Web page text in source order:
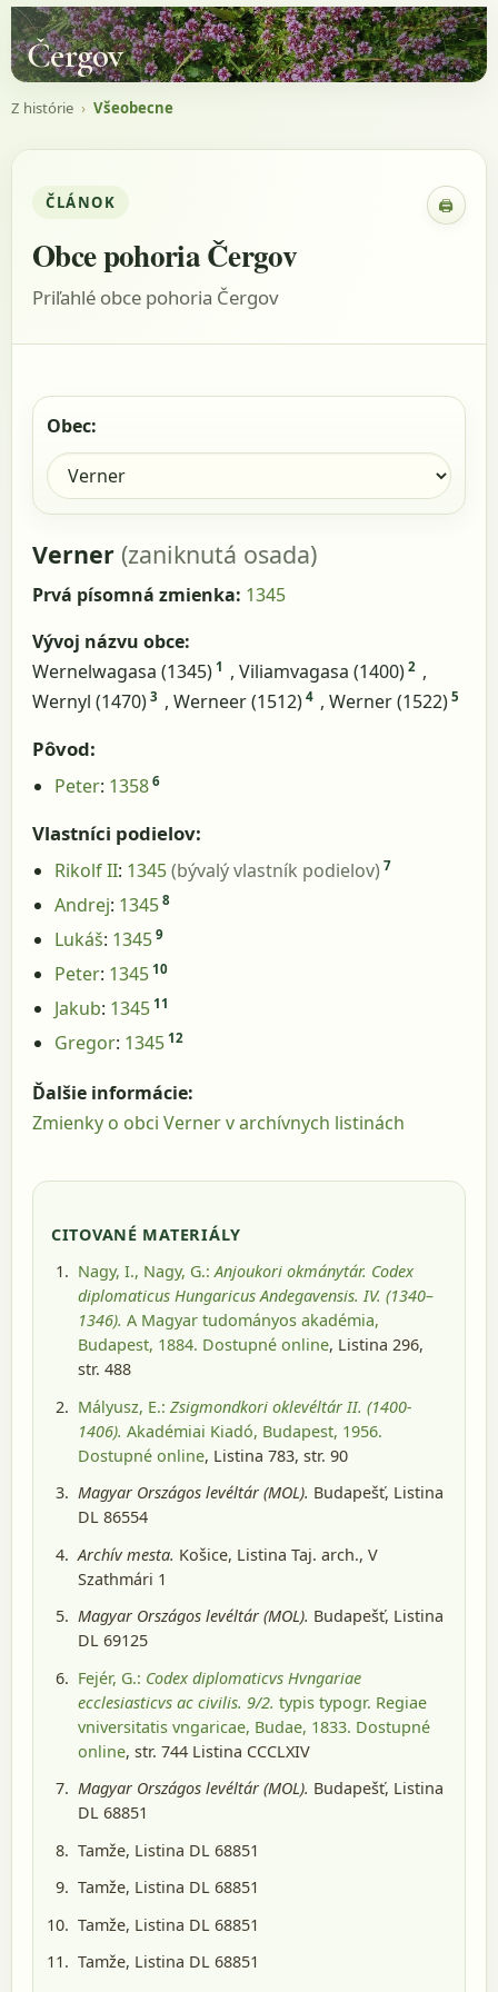
Čergov
Z histórie › Všeobecne
ČLÁNOK 🖨
Obce pohoria Čergov
Priľahlé obce pohoria Čergov
Obec:
Verner (zaniknutá osada)
Prvá písomná zmienka: 1345
Vývoj názvu obce:
Wernelwagasa (1345) 1 , Viliamvagasa (1400) 2 ,
Wernyl (1470) 3 , Werneer (1512) 4 , Werner (1522) 5
Pôvod:
Peter: 1358 6
Vlastníci podielov:
Rikolf II: 1345(bývalý vlastník podielov) 7
Andrej: 1345 8
Lukáš: 1345 9
Peter: 1345 10
Jakub: 1345 11
Gregor: 1345 12
Ďalšie informácie:
Zmienky o obci Verner v archívnych listinách
CITOVANÉ MATERIÁLY
Nagy, I., Nagy, G.:Anjoukori okmánytár. Codex
diplomaticus Hungaricus Andegavensis. IV. (1340–
1346). A Magyar tudományos akadémia,
Budapest, 1884. Dostupné online, Listina 296,
str. 488
Mályusz, E.: Zsigmondkori oklevéltár II. (1400-
1406). Akadémiai Kiadó, Budapest, 1956.
Dostupné online, Listina 783, str. 90
Magyar Országos levéltár (MOL). Budapešť, Listina
DL 86554
Archív mesta. Košice, Listina Taj. arch., V
Szathmári 1
Magyar Országos levéltár (MOL). Budapešť, Listina
DL 69125
Fejér, G.: Codex diplomaticvs Hvngariae
ecclesiasticvs ac civilis. 9/2. typis typogr. Regiae
vniversitatis vngaricae, Budae, 1833. Dostupné
online, str. 744 Listina CCCLXIV
Magyar Országos levéltár (MOL). Budapešť, Listina
DL 68851
Tamže, Listina DL 68851
Tamže, Listina DL 68851
Tamže, Listina DL 68851
Tamže, Listina DL 68851